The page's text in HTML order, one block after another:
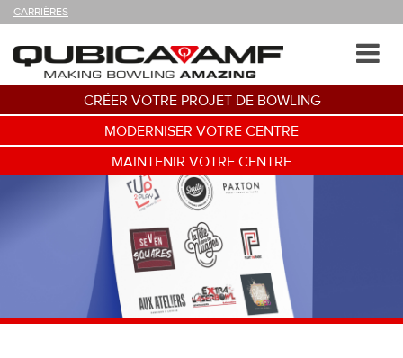
CARRIÈRES
NOUS
Navigation
CRÉER VOTRE PROJET DE BOWLING
MODERNISER VOTRE CENTRE
MAINTENIR VOTRE CENTRE